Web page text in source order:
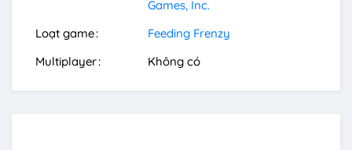
Games, Inc.
Loạt game
Feeding Frenzy
Multiplayer
Không có